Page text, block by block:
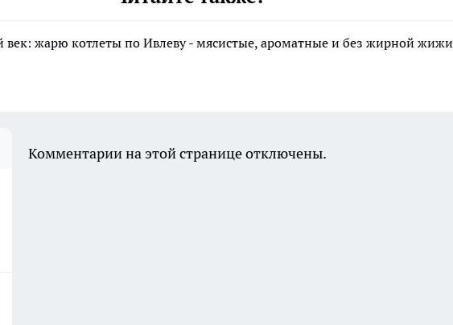
жарю котлеты по Ивлеву - мясистые, ароматные и без жирной жижи
Комментарии на этой странице отключены.